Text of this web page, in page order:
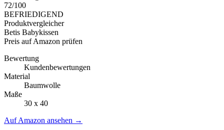
72/100
BEFRIEDIGEND
Produktvergleicher
Betis Babykissen
Preis auf Amazon prüfen
Bewertung
Kundenbewertungen
Material
Baumwolle
Maße
30 x 40
Auf Amazon ansehen →